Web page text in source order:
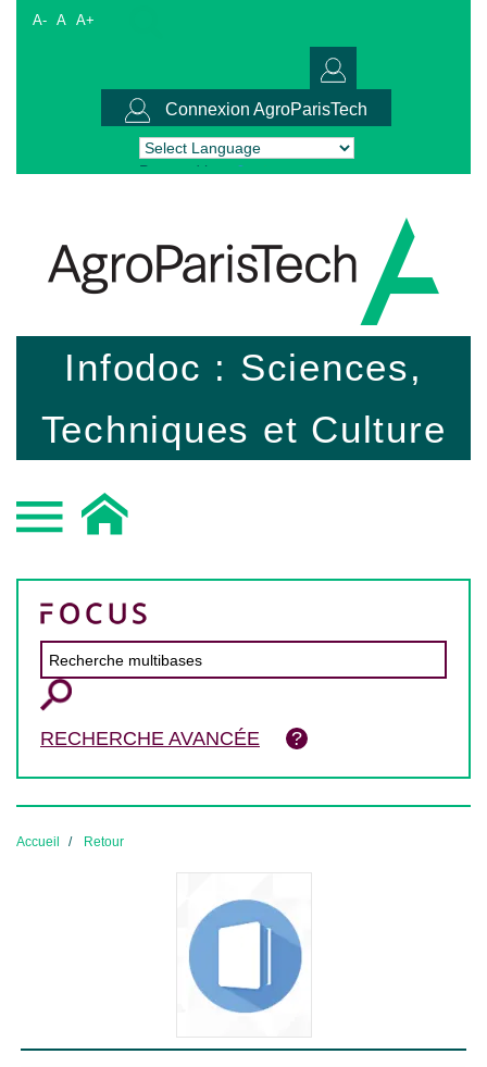
A- A A+
Connexion AgroParisTech
Powered by Translate
Infodoc : Sciences,
Techniques et Culture
RECHERCHE AVANCÉE
Accueil Retour